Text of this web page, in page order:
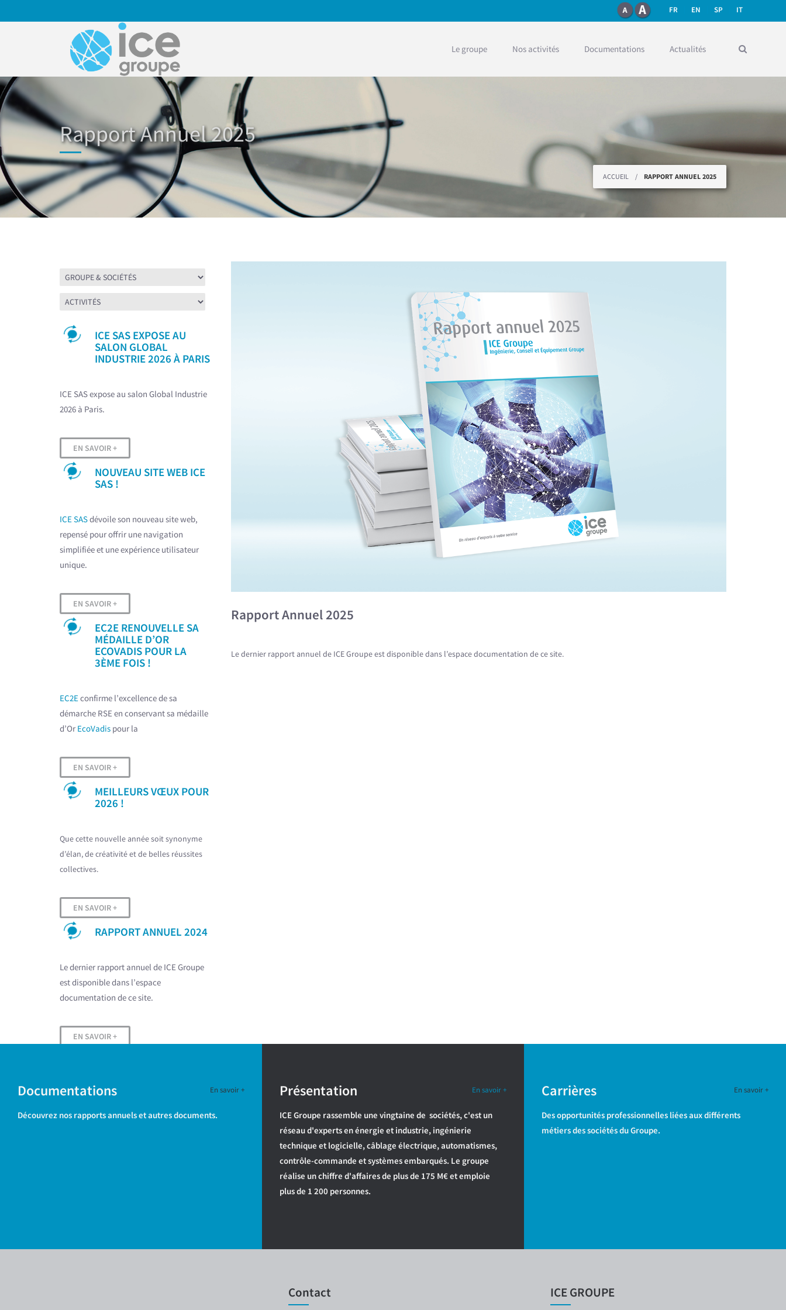
FR EN SP IT
Le groupe Nos activités Documentations Actualités
Rapport Annuel 2025
Vous êtes ici ACCUEIL / RAPPORT ANNUEL 2025
ICE SAS EXPOSE AU
SALON GLOBAL
INDUSTRIE 2026 À PARIS
ICE SAS expose au salon Global Industrie
2026 à Paris.
EN SAVOIR +
NOUVEAU SITE WEB ICE
SAS !
ICE SASdévoile son nouveau site web,
repensé pour offrir une navigation
simplifiée et une expérience utilisateur
unique.
EN SAVOIR +
EC2E RENOUVELLE SA
MÉDAILLE D’OR
ECOVADIS POUR LA
3ÈME FOIS !
EC2Econfirme l’excellence de sa
démarche RSE en conservant sa médaille
d’Or EcoVadis pour la
EN SAVOIR +
MEILLEURS VŒUX POUR
2026 !
Que cette nouvelle année soit synonyme
d’élan, de créativité et de belles réussites
collectives.
EN SAVOIR +
RAPPORT ANNUEL 2024
Le dernier rapport annuel de ICE Groupe
est disponible dans l’espace
documentation de ce site.
EN SAVOIR +
Rapport Annuel 2025
Le dernier rapport annuel de ICE Groupe est disponible dans l’espace documentation de ce site.
En savoir +
Documentations
Découvrez nos rapports annuels et autres documents.
En savoir +
Présentation
ICE Groupe rassemble une vingtaine de sociétés, c'est un
réseau d'experts en énergie et industrie, ingénierie
technique et logicielle, câblage électrique, automatismes,
contrôle-commande et systèmes embarqués. Le groupe
réalise un chiffre d'affaires de plus de 175 M€ et emploie
plus de 1 200 personnes.
En savoir +
Carrières
Des opportunités professionnelles liées aux différents
métiers des sociétés du Groupe.
Contact ICE GROUPE